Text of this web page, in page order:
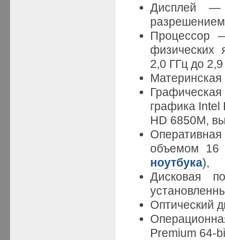
Дисплей —
Процессор
физических
2,0 ГГц до
графика Intel
HD 6850M,
объемом
ноутбука),
Дисковая
Оптический
Premium 64-